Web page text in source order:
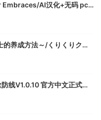
略的时间概念、独特的
乐
使此城能有更多的税收
线V1.0.10 官方中文正式步